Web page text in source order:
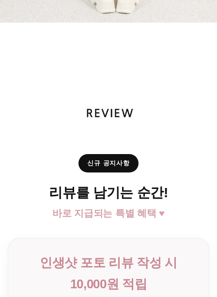
신규 공지사항
리뷰를 남기는 순간!
바로 지급되는 특별 혜택 ♥
인생샷 포토 리뷰 작성 시
10,000원 적립